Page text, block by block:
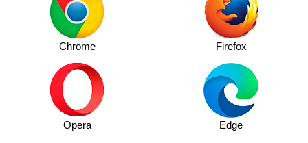
Chrome Firefox
Opera Edge